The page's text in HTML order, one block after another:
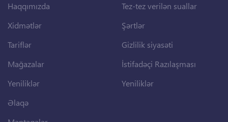
Haqqımızda
Xidmətlər
Tariflər
Mağazalar
Yeniliklər
Əlaqə
Tez-tez verilən suallar
Şərtlər
Gizlilik siyasəti
İstifadəçi Razılaşması
Yeniliklər